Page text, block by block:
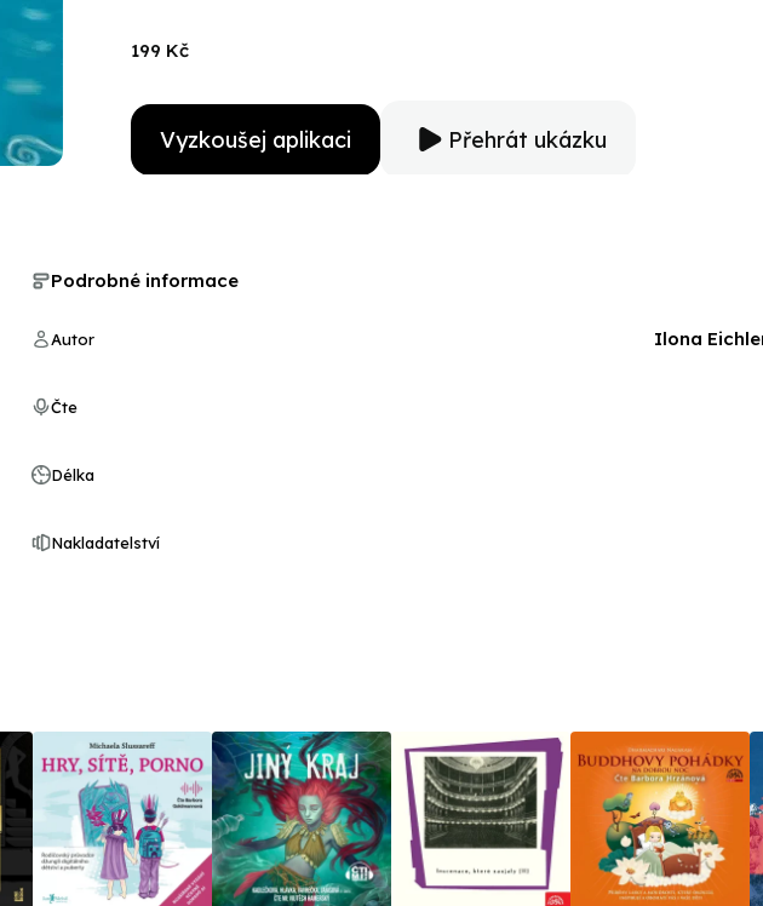
nenásilně procvičí slova a častým vyprávěním je zafixují v řeči. Tato audiokniha je
Barbora Hrzánová exceluje v hravých pohádkách, určených k procvičení správné
199 Kč
Vyzkoušej aplikaci Přehrát ukázku
Podrobné informace
Autor Ilona
Čte
Délka
Nakladatelství